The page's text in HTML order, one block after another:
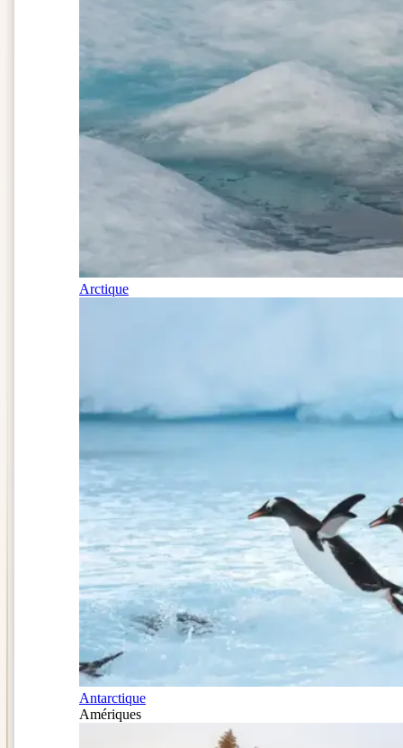
Arctique
Antarctique
Amériques